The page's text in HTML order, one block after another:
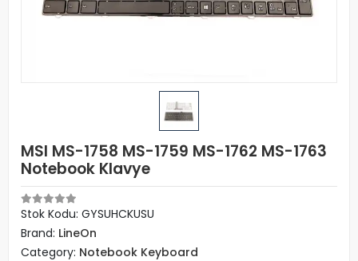
MSI MS-1758 MS-1759 MS-1762 MS-1763
Notebook Klavye
Stok Kodu: GYSUHCKUSU
Brand: LineOn
Category: Notebook Keyboard